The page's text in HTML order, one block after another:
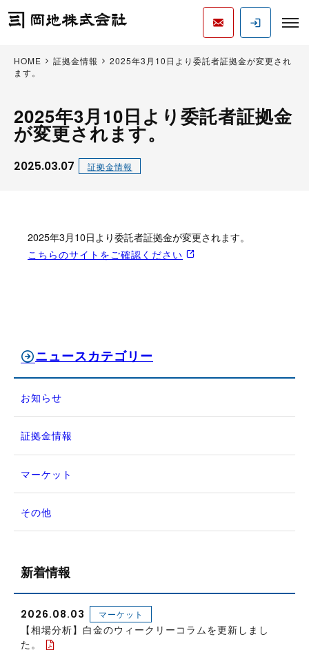
HOME 証拠金情報
2025年3月10日より委託者証拠金が変更され
ます。
2025年3月10日より委託者証拠金
が変更されます。
2025.03.07 証拠金情報
2025年3月10日より委託者証拠金が変更されます。
こちらのサイトをご確認ください
ニュースカテゴリー
お知らせ
証拠金情報
マーケット
その他
新着情報
2026.08.03 マーケット
【相場分析】白金のウィークリーコラムを更新しまし
た。